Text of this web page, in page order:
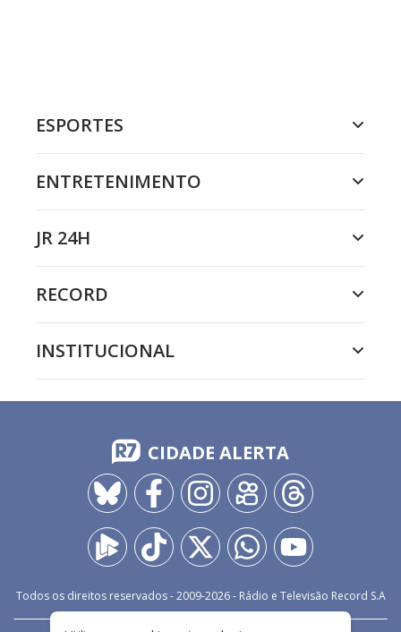
ESPORTES
ENTRETENIMENTO
JR 24H
RECORD
INSTITUCIONAL
CIDADE ALERTA
Todos os direitos reservados - 2009-2026- Rádio e Televisão Record S.A